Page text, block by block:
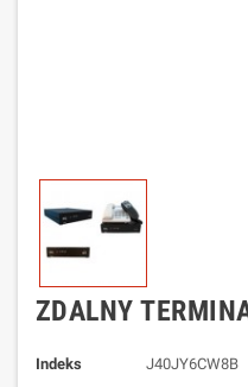
ZDALNY
Indeks J40JY6CW8B